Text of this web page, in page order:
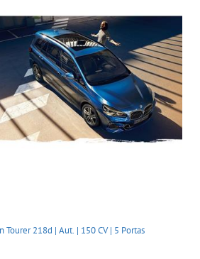
Tourer 218d | Aut. | 150 CV | 5 Portas